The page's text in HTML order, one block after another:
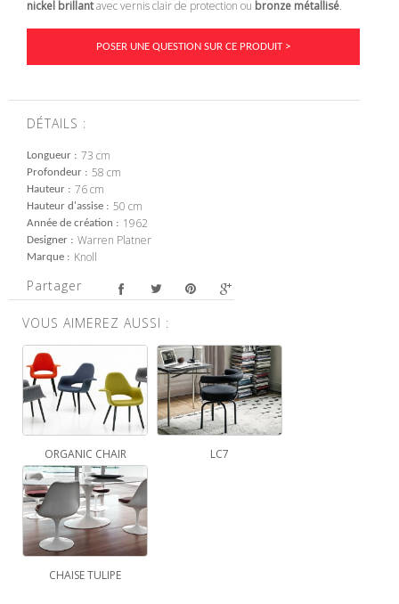
nickel brillantavec vernis clair de protection ou bronze métallisé.
POSER UNE QUESTION SUR CE PRODUIT >
DÉTAILS :
Longueur 73 cm
Profondeur 58 cm
Hauteur 76 cm
Hauteur d'assise 50 cm
Année de création 1962
Designer Warren Platner
Marque Knoll
Partager
VOUS AIMEREZ AUSSI :
ORGANIC CHAIR LC7
CHAISE TULIPE